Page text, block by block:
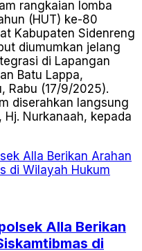
rangkaian lomba
(HUT) ke-80
Kabupaten Sidenreng
diumumkan jelang
di Lapangan
Batu Lappa,
Rabu (17/9/2025).
diserahkan langsung
Hj. Nurkanaah, kepada
Alla Berikan
di